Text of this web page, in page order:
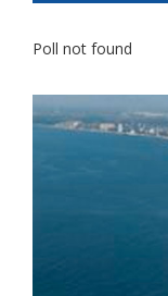
Poll not found